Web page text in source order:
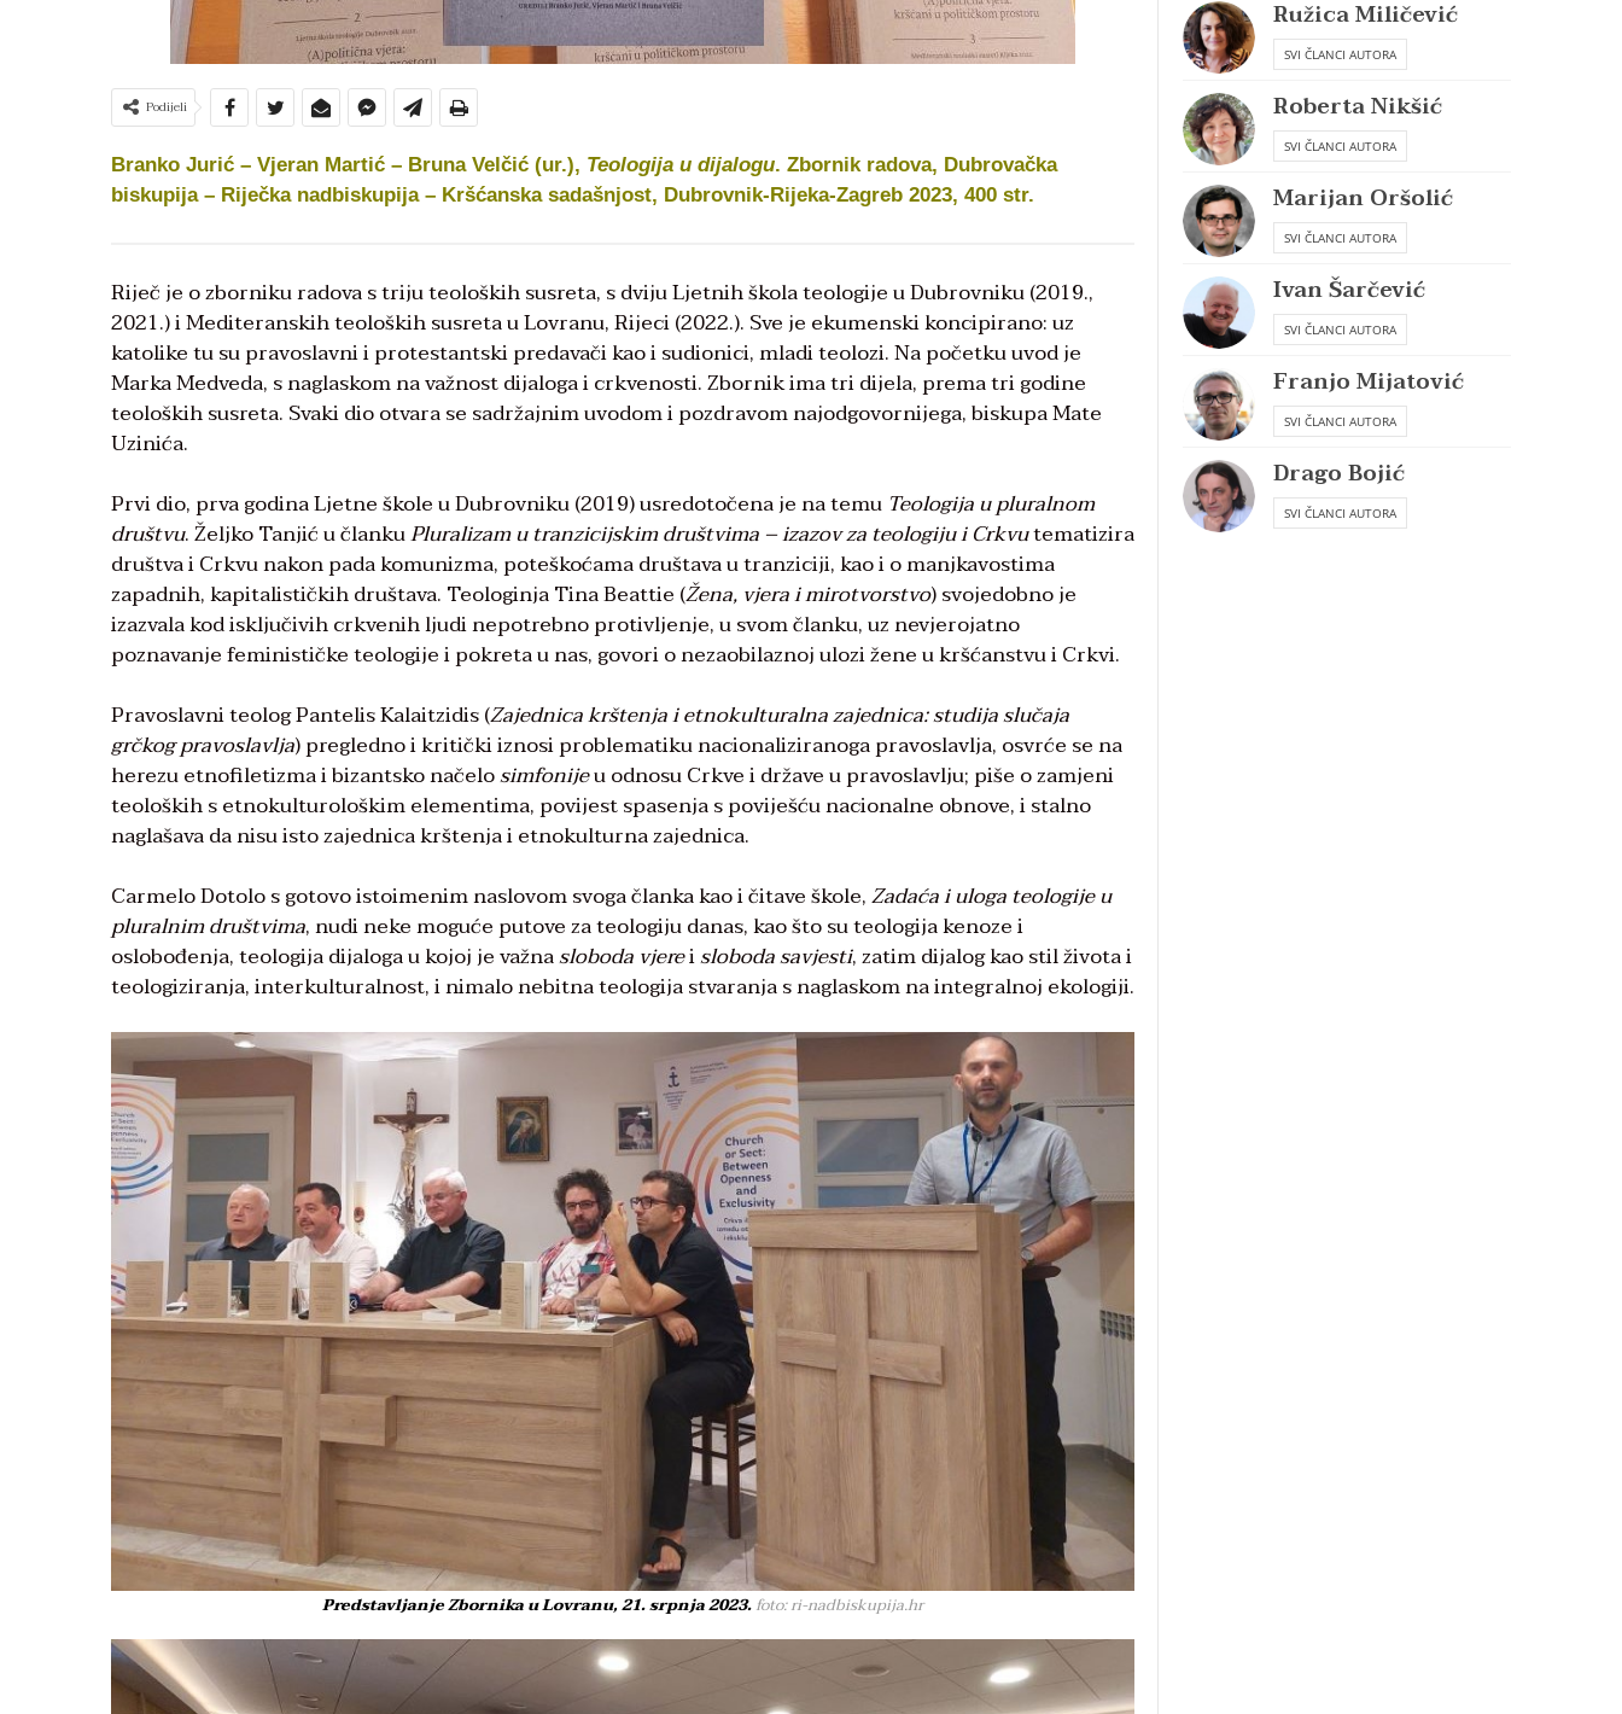
Podijeli
Branko Jurić – Vjeran Martić – Bruna Velčić (ur.), Teologija u dijalogu. Zbornik radova, Dubrovačka
biskupija – Riječka nadbiskupija – Kršćanska sadašnjost, Dubrovnik-Rijeka-Zagreb 2023, 400 str.
Riječ je o zborniku radova s triju teoloških susreta, s dviju Ljetnih škola teologije u Dubrovniku (2019.,
2021.) i Mediteranskih teoloških susreta u Lovranu, Rijeci (2022.). Sve je ekumenski koncipirano: uz
katolike tu su pravoslavni i protestantski predavači kao i sudionici, mladi teolozi. Na početku uvod je
Marka Medveda, s naglaskom na važnost dijaloga i crkvenosti. Zbornik ima tri dijela, prema tri godine
teoloških susreta. Svaki dio otvara se sadržajnim uvodom i pozdravom najodgovornijega, biskupa Mate
Uzinića.
Prvi dio, prva godina Ljetne škole u Dubrovniku (2019) usredotočena je na temu Teologija u pluralnom
društvu. Željko Tanjić u člankuPluralizam u tranzicijskim društvima – izazov za teologiju i Crkvutematizira
društva i Crkvu nakon pada komunizma, poteškoćama društava u tranziciji, kao i o manjkavostima
zapadnih, kapitalističkih društava. Teologinja Tina Beattie (Žena, vjera i mirotvorstvo) svojedobno je
izazvala kod isključivih crkvenih ljudi nepotrebno protivljenje, u svom članku, uz nevjerojatno
poznavanje feminističke teologije i pokreta u nas, govori o nezaobilaznoj ulozi žene u kršćanstvu i Crkvi.
Pravoslavni teolog Pantelis Kalaitzidis (Zajednica krštenja i etnokulturalna zajednica: studija slučaja
grčkog pravoslavlja) pregledno i kritički iznosi problematiku nacionaliziranoga pravoslavlja, osvrće se na
herezu etnofiletizma i bizantsko načelosimfonijeu odnosu Crkve i države u pravoslavlju; piše o zamjeni
teoloških s etnokulturološkim elementima, povijest spasenja s poviješću nacionalne obnove, i stalno
naglašava da nisu isto zajednica krštenja i etnokulturna zajednica.
Carmelo Dotolo s gotovo istoimenim naslovom svoga članka kao i čitave škole,Zadaća i uloga teologije u
pluralnim društvima, nudi neke moguće putove za teologiju danas, kao što su teologija kenoze i
oslobođenja, teologija dijaloga u kojoj je važnasloboda vjereisloboda savjesti, zatim dijalog kao stil života i
teologiziranja, interkulturalnost, i nimalo nebitna teologija stvaranja s naglaskom na integralnoj ekologiji.
Predstavljanje Zbornika u Lovranu, 21. srpnja 2023.foto: ri-nadbiskupija.hr
Ružica Miličević
SVI ČLANCI AUTORA
Roberta Nikšić
SVI ČLANCI AUTORA
Marijan Oršolić
SVI ČLANCI AUTORA
Ivan Šarčević
SVI ČLANCI AUTORA
Franjo Mijatović
SVI ČLANCI AUTORA
Drago Bojić
SVI ČLANCI AUTORA